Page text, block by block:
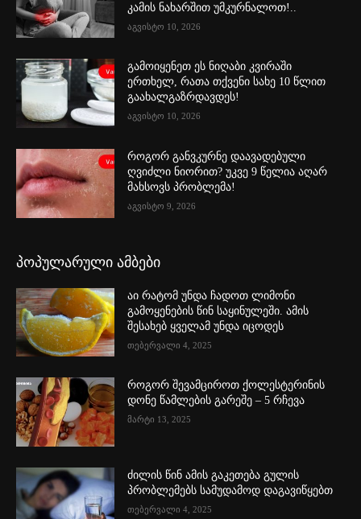
კამის ნახარშით უმკურნალოთ!..
აგვისტო 10, 2026
გამოიყენეთ ეს ნიღაბი კვირაში
ერთხელ, რათა თქვენი სახე 10 წლით
გაახალგაზრდავდეს!
აგვისტო 10, 2026
როგორ განვკურნე დაავადებული
ღვიძლი ნიორით? უკვე 9 წელია აღარ
მახსოვს პრობლემა!
აგვისტო 9, 2026
პოპულარული ამბები
აი რატომ უნდა ჩადოთ ლიმონი
გამოყენების წინ საყინულეში. ამის
შესახებ ყველამ უნდა იცოდეს
თებერვალი 4, 2025
როგორ შევამციროთ ქოლესტერინის
დონე წამლების გარეშე – 5 რჩევა
მარტი 13, 2025
ძილის წინ ამის გაკეთება გულის
პრობლემებს სამუდამოდ დაგავიწყებთ
თებერვალი 4, 2025